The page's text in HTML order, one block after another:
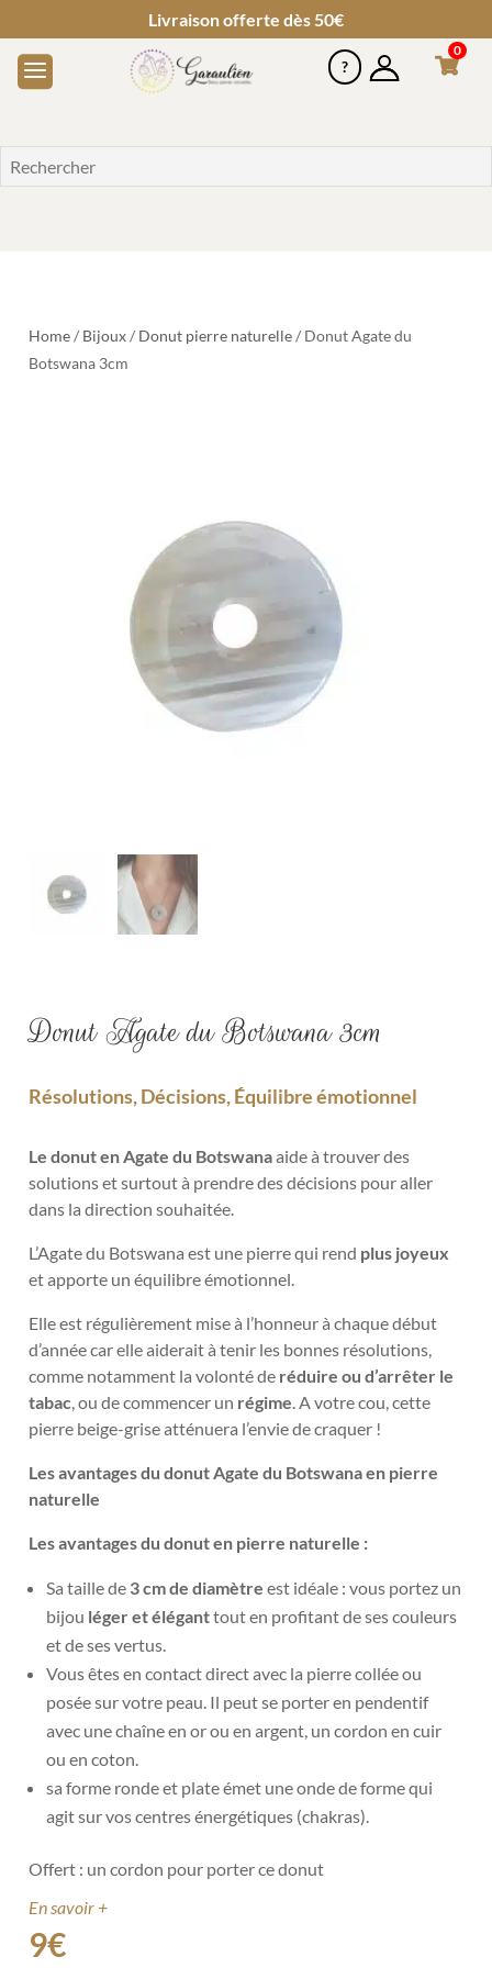
Livraison offerte dès 50€
0
Home/ Bijoux/ Donut pierre naturelle/ Donut Agate du
Botswana 3cm
Donut Agate du Botswana 3cm
Résolutions, Décisions, Équilibre émotionnel
Le donut en Agate du Botswanaaide à trouver des
solutions et surtout à prendre des décisions pour aller
dans la direction souhaitée.
L’Agate du Botswana est une pierre qui rend plus joyeux
et apporte un équilibre émotionnel.
Elle est régulièrement mise à l’honneur à chaque début
d’année car elle aiderait à tenir les bonnes résolutions,
comme notamment la volonté de réduire ou d’arrêter le
tabac , ou de commencer un régime . A votre cou, cette
pierre beige-grise atténuera l’envie de craquer !
Les avantages du donut Agate du Botswana en pierre
naturelle
Les avantages du donut en pierre naturelle :
Sa taille de 3 cm de diamètre est idéale : vous portez un
bijou léger et éléganttout en profitant de ses couleurs
et de ses vertus.
Vous êtes en contact direct avec la pierre collée ou
posée sur votre peau. Il peut se porter en pendentif
avec une chaîne en or ou en argent, un cordon en cuir
ou en coton.
sa forme ronde et plate émet une onde de forme qui
agit sur vos centres énergétiques (chakras).
Offert : un cordon pour porter ce donut
En savoir +
9€